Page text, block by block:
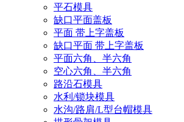
平石模具
缺口平面盖板
平面 带上字盖板
缺口平面 带上字盖板
平面六角、半六角
空心六角、半六角
路沿石模具
水利/锁块模具
水沟/路肩/L型台帽模具